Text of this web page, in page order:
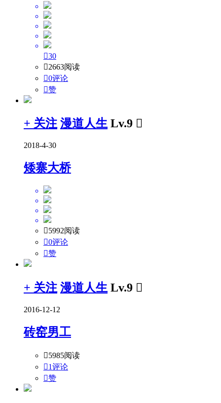
30
2663阅读
0评论
赞
+ 关注 漫道人生 Lv.9 
2018-4-30
矮寨大桥
5992阅读
0评论
赞
+ 关注 漫道人生 Lv.9 
2016-12-12
砖窑男工
5985阅读
1评论
赞